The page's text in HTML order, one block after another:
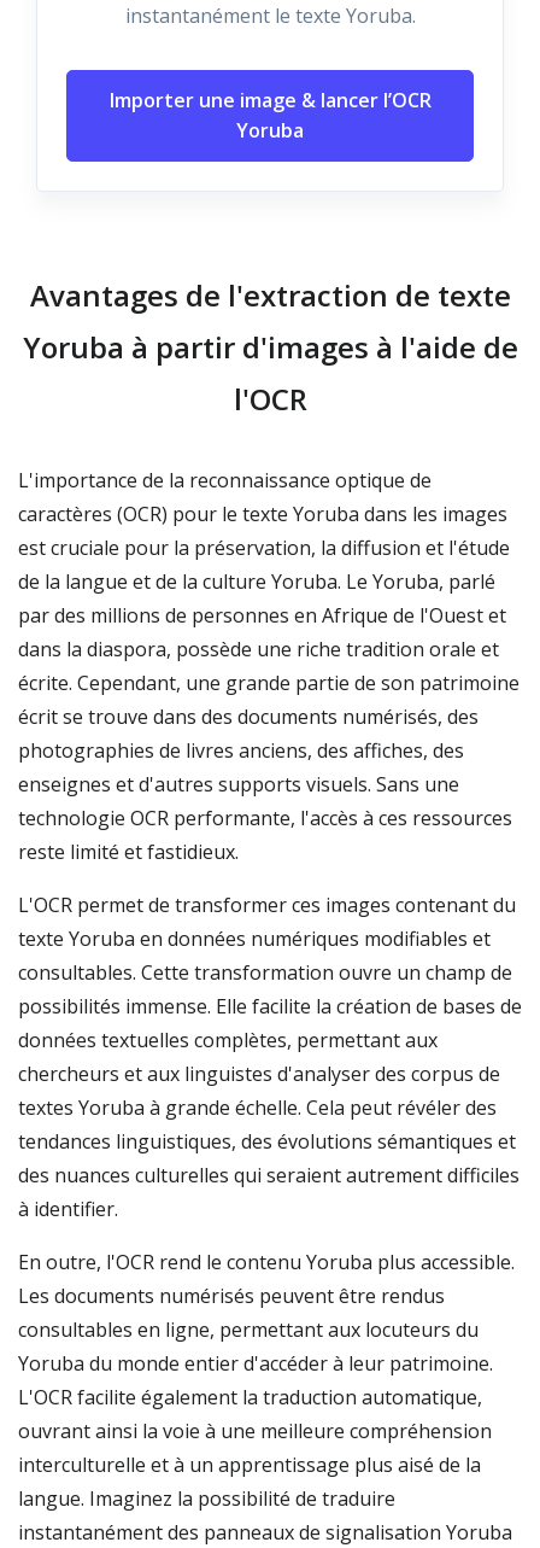
instantanément le texte Yoruba.
Importer une image & lancer l’OCR
Yoruba
Avantages de l'extraction de texte
Yoruba à partir d'images à l'aide de
l'OCR
L'importance de la reconnaissance optique de
caractères (OCR) pour le texte Yoruba dans les images
est cruciale pour la préservation, la diffusion et l'étude
de la langue et de la culture Yoruba. Le Yoruba, parlé
par des millions de personnes en Afrique de l'Ouest et
dans la diaspora, possède une riche tradition orale et
écrite. Cependant, une grande partie de son patrimoine
écrit se trouve dans des documents numérisés, des
photographies de livres anciens, des affiches, des
enseignes et d'autres supports visuels. Sans une
technologie OCR performante, l'accès à ces ressources
reste limité et fastidieux.
L'OCR permet de transformer ces images contenant du
texte Yoruba en données numériques modifiables et
consultables. Cette transformation ouvre un champ de
possibilités immense. Elle facilite la création de bases de
données textuelles complètes, permettant aux
chercheurs et aux linguistes d'analyser des corpus de
textes Yoruba à grande échelle. Cela peut révéler des
tendances linguistiques, des évolutions sémantiques et
des nuances culturelles qui seraient autrement difficiles
à identifier.
En outre, l'OCR rend le contenu Yoruba plus accessible.
Les documents numérisés peuvent être rendus
consultables en ligne, permettant aux locuteurs du
Yoruba du monde entier d'accéder à leur patrimoine.
L'OCR facilite également la traduction automatique,
ouvrant ainsi la voie à une meilleure compréhension
interculturelle et à un apprentissage plus aisé de la
langue. Imaginez la possibilité de traduire
instantanément des panneaux de signalisation Yoruba